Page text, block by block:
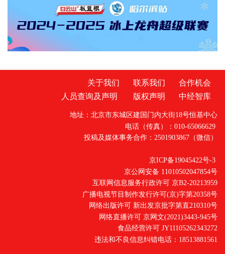
考古专家参与，深入探索岫岩玉在中华文明起
源中的历史地位，推动岫岩玉文化的保护与传
承
关于我们 联系我们
合作机会
人员查询及声明
版权声明 中经智库
地址：北京市东城区建国门内大街18号恒基中心
电话（传真）：010-65066629
投稿及媒体事务合作：2501903867（微信）
京ICP备19045422号-3
京公网安备 11010502047854号
互联网信息服务行政许可 京B2-20213959
广播电视节目制作发行许可(京)字第20358号
网络出版许可 新出发京批字第直210310号
网络直播许可 京网文(2021)3443-945号
食品经营许可 JY11105262343272
违法和不良信息纠错电话：18513881561